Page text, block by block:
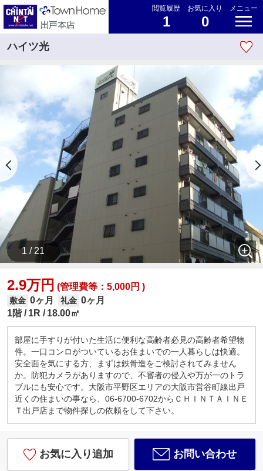
閲覧履歴
1
お気に入り
0
メニュー
ハイツ光
1 / 21
2.9万円 (管理費等：5,000円 )
敷金 0ヶ月 礼金 0ヶ月
1階
1R 18.00㎡
部屋に手すりが付いた生活に便利な高齢者必見の高齢者希望物
件。一口コンロがついているお住まいでの一人暮らしは快適。
安全面を気にする方、まずは鉄骨造をご検討されてみません
か。防犯カメラがありますので、不審者の侵入や万が一のトラ
ブルにも安心です。大阪市平野区エリアの大阪市営谷町線出戸
近くの住まいの事なら、06-6700-6702からＣＨＩＮＴＡＩＮＥ
Ｔ出戸店まで物件探しの依頼をして下さい。
お気に入り追加 お問い合わせ